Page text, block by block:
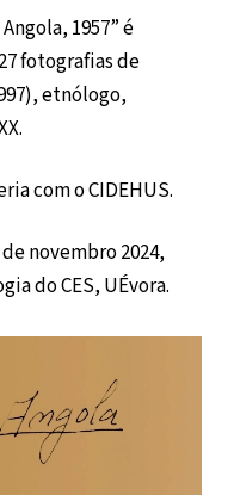
1957” é
fotografias de
etnólogo,
com o CIDEHUS.
novembro 2024,
do CES, UÉvora.